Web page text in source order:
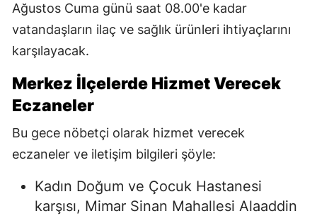
Ağustos Cuma günü saat 08.00'e kadar
vatandaşların ilaç ve sağlık ürünleri ihtiyaçlarını
karşılayacak.
Merkez İlçelerde Hizmet Verecek
Eczaneler
Bu gece nöbetçi olarak hizmet verecek
eczaneler ve iletişim bilgileri şöyle:
Kadın Doğum ve Çocuk Hastanesi
karşısı, Mimar Sinan Mahallesi Alaaddin